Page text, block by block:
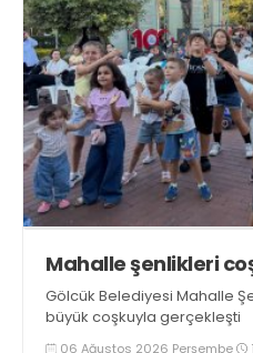
Mahalle şenlikleri
Gölcük Belediyesi Mahalle
büyük coşkuyla gerçekleşti
06 Ağustos 2026 Perşembe